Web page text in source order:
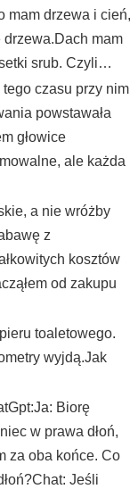
mam drzewa i cień,
mam
srub. Czyli…
tego czasu przy nim
powstawała
głowice
ale każda
a nie wróżby
z
kosztów
od zakupu
toaletowego.
wyjdą.Jak
Biorę
w prawa dłoń,
za oba końce. Co
Jeśli